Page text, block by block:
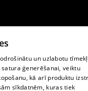
un uzlabotu
ģenerēšanai, veiktu
kā arī produktu
sīkdatnēm, kuras tiek